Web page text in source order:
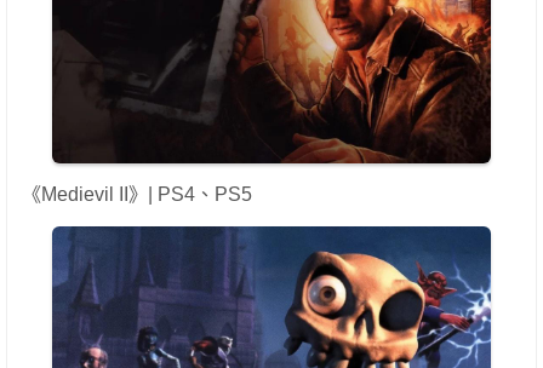
《Medievil II》| PS4、PS5